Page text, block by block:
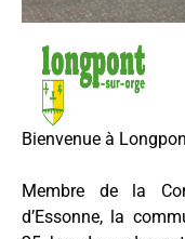
Bienvenue à
Membre de la
d’Essonne, la